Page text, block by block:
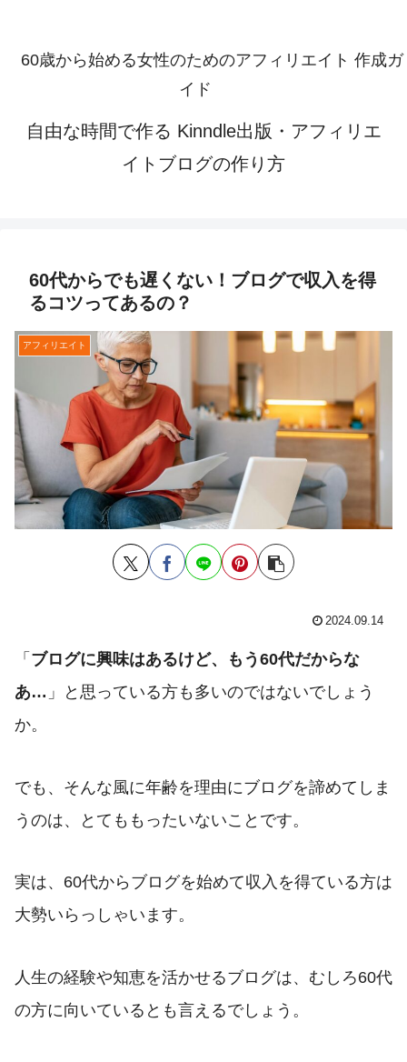
60歳から始める女性のためのアフィリエイト 作成ガ
イド
自由な時間で作る Kinndle出版・アフィリエ
イトブログの作り方
60代からでも遅くない！ブログで収入を得
るコツってあるの？
アフィリエイト
2024.09.14
「 ブログに興味はあるけど、もう60代だからな
あ… 」と思っている方も多いのではないでしょう
か。
でも、そんな風に年齢を理由にブログを諦めてしま
うのは、とてももったいないことです。
実は、60代からブログを始めて収入を得ている方は
大勢いらっしゃいます。
人生の経験や知恵を活かせるブログは、むしろ60代
の方に向いているとも言えるでしょう。